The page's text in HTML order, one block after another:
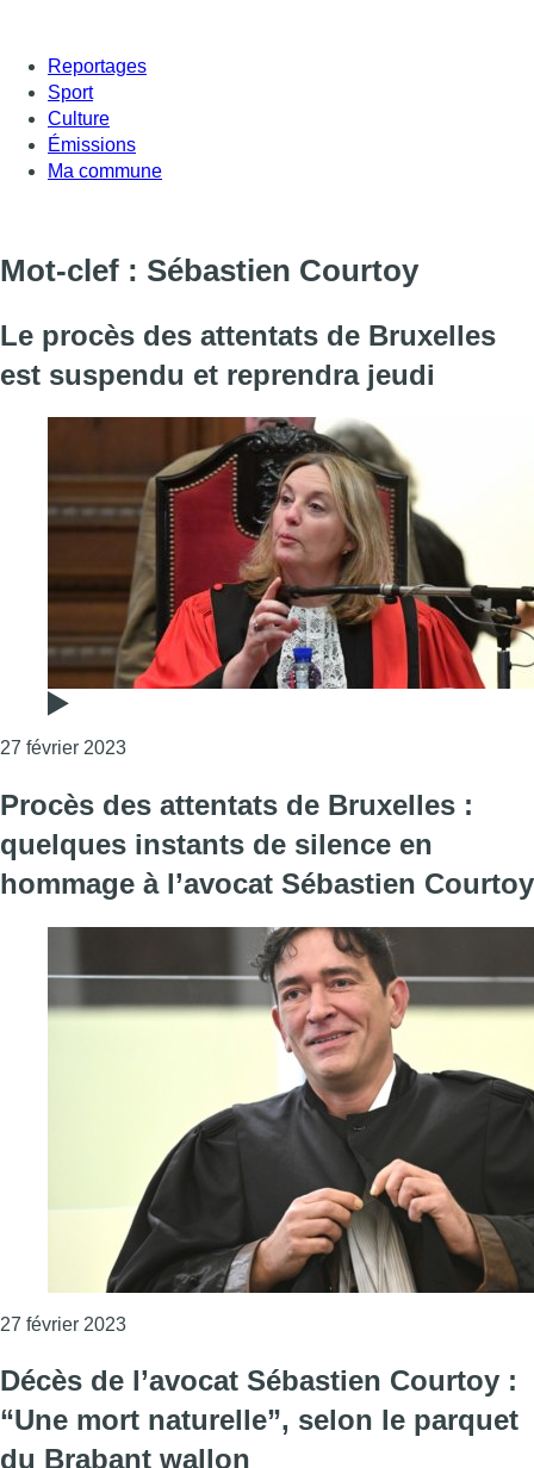
Reportages
Sport
Culture
Émissions
Ma commune
Mot-clef : Sébastien Courtoy
Le procès des attentats de Bruxelles
est suspendu et reprendra jeudi
27 février 2023Consulter l'article "Le procès des attentats de
Procès des attentats de Bruxelles :
quelques instants de silence en
hommage à l’avocat Sébastien Courtoy
27 février 2023Consulter l'article "Procès des attentats de
Décès de l’avocat Sébastien Courtoy :
“Une mort naturelle”, selon le parquet
du Brabant wallon